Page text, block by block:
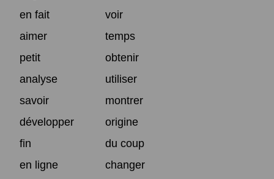
en fait
voir
aimer
temps
petit
obtenir
analyse
utiliser
savoir
montrer
développer
origine
fin
du coup
en ligne
changer